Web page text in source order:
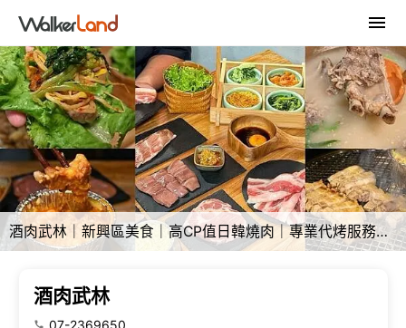
酒肉武林｜新興區美食｜高CP值日韓燒肉｜專業代烤服務｜家庭聚餐朋友小酌皆合宜｜小孩免費招待香鬆飯
酒肉武林